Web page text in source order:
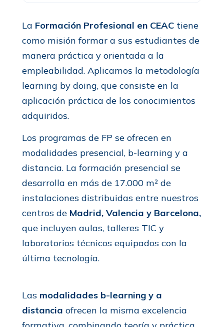
La Formación Profesional en CEAC tiene
como misión formar a sus estudiantes de
manera práctica y orientada a la
empleabilidad. Aplicamos la metodología
learning by doing, que consiste en la
aplicación práctica de los conocimientos
adquiridos.
Los programas de FP se ofrecen en
modalidades presencial, b-learning y a
distancia. La formación presencial se
desarrolla en más de 17.000 m² de
instalaciones distribuidas entre nuestros
centros de Madrid, Valencia y Barcelona,
que incluyen aulas, talleres TIC y
laboratorios técnicos equipados con la
última tecnología.
Las modalidades b-learning y a
distancia ofrecen la misma excelencia